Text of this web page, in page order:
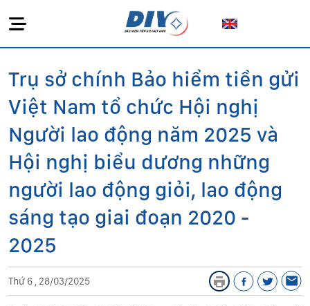
Trụ sở chính Bảo hiểm tiền gửi
Việt Nam tổ chức Hội nghị
Người lao động năm 2025 và
Hội nghị biểu dương những
người lao động giỏi, lao động
sáng tạo giai đoạn 2020 -
2025
Thứ 6 , 28/03/2025